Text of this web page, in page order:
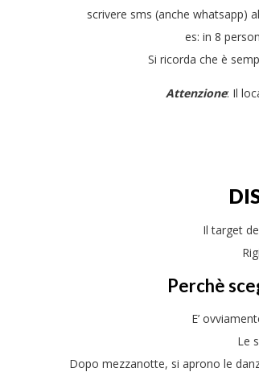
scrivere sms (anche whatsapp)
es: in 8
Si ricorda che è
Attenzione: Il
Il target
Perchè
E’
Le
Dopo mezzanotte, si aprono le